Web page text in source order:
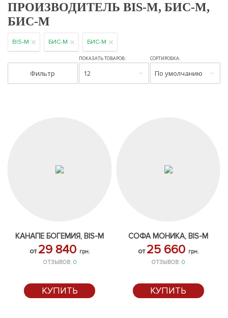
ПРОИЗВОДИТЕЛЬ BIS-M, БИС-М,
БИС-М
BIS-M БИС-М БИС-М
Фильтр
ПОКАЗАТЬ ТОВАРОВ:
12
СОРТИРОВКА:
По умолчанию
КАНАПЕ БОГЕМИЯ, BIS-M
от 29 840 грн.
ОТЗЫВОВ: 0
КУПИТЬ
СОФА МОНИКА, BIS-M
от 25 660 грн.
ОТЗЫВОВ:0
КУПИТЬ